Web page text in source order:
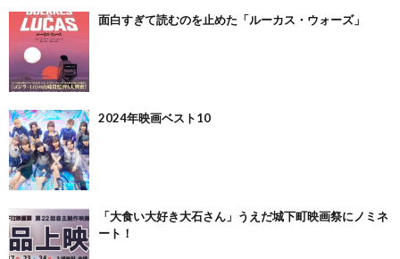
面白すぎて読むのを止めた「ルーカス・ウォーズ」
2024年映画ベスト10
「大食い大好き大石さん」うえだ城下町映画祭にノミネ
ート！